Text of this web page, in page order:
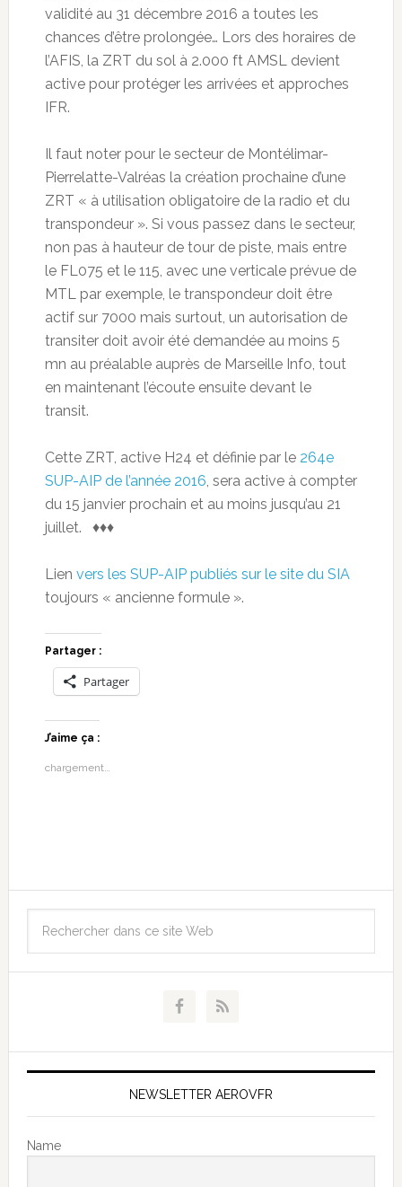
validité au 31 décembre 2016 a toutes les
chances d’être prolongée… Lors des horaires de
l’AFIS, la ZRT du sol à 2.000 ft AMSL devient
active pour protéger les arrivées et approches
IFR.
Il faut noter pour le secteur de Montélimar-
Pierrelatte-Valréas la création prochaine d’une
ZRT « à utilisation obligatoire de la radio et du
transpondeur ». Si vous passez dans le secteur,
non pas à hauteur de tour de piste, mais entre
le FL075 et le 115, avec une verticale prévue de
MTL par exemple, le transpondeur doit être
actif sur 7000 mais surtout, un autorisation de
transiter doit avoir été demandée au moins 5
mn au préalable auprès de Marseille Info, tout
en maintenant l’écoute ensuite devant le
transit.
Cette ZRT, active H24 et définie par le 264e
SUP-AIP de l’année 2016 , sera active à compter
du 15 janvier prochain et au moins jusqu’au 21
juillet. ♦♦♦
Lien vers les SUP-AIP publiés sur le site du SIA
toujours « ancienne formule ».
Partager :
Partager
J’aime ça :
chargement…
NEWSLETTER AEROVFR
Name